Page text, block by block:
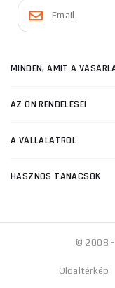
MINDEN, AMIT A
AZ ÖN RENDELÉSEI
A VÁLLALATRÓL
HASZNOS TANÁCSOK
© 2008 -
Oldaltérkép